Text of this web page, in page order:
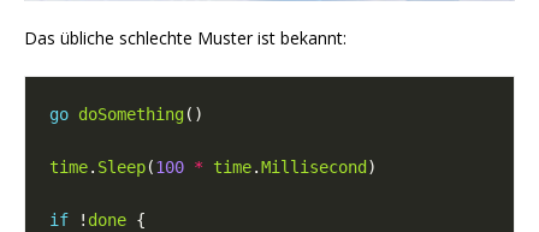
Das übliche schlechte Muster ist bekannt:
go doSomething
time. Sleep(100 * time.Millisecond
if ! done